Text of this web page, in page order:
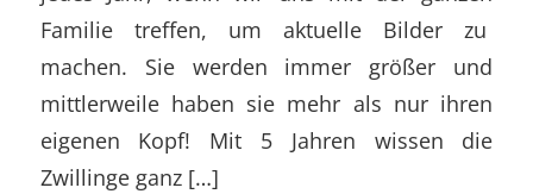
Familie treffen, um aktuelle Bilder zu
machen. Sie werden immer größer und
mittlerweile haben sie mehr als nur ihren
eigenen Kopf! Mit 5 Jahren wissen die
Zwillinge ganz […]